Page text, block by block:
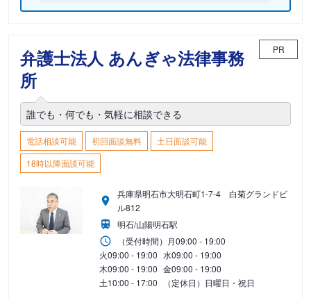
弁護士法人 あんぎゃ法律事務
所
PR
誰でも・何でも・気軽に相談できる
電話相談可能 初回面談無料
土日面談可能
18時以降面談可能
兵庫県明石市大明石町1-7-4 白菊グランドビ
ル812
明石/山陽明石駅
（受付時間） 月09:00 - 19:00
火09:00 - 19:00 水09:00 - 19:00
木09:00 - 19:00 金09:00 - 19:00
土10:00 - 17:00 （定休日）日曜日・祝日